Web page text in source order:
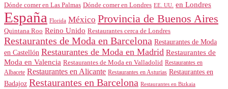
Dónde comer en Las Palmas Dónde comer en Londres EE. UU. en Londres
España Florida México Provincia de Buenos Aires
Quintana Roo Reino Unido Restaurantes cerca de Londres
Restaurantes de Moda en Barcelona Restaurantes de Moda
en Castellón Restaurantes de Moda en Madrid Restaurantes de
Moda en Valencia Restaurantes de Moda en Valladolid Restaurantes en
Albacete Restaurantes en Alicante Restaurantes en Asturias Restaurantes en
Badajoz Restaurantes en Barcelona Restaurantes en Bizkaia